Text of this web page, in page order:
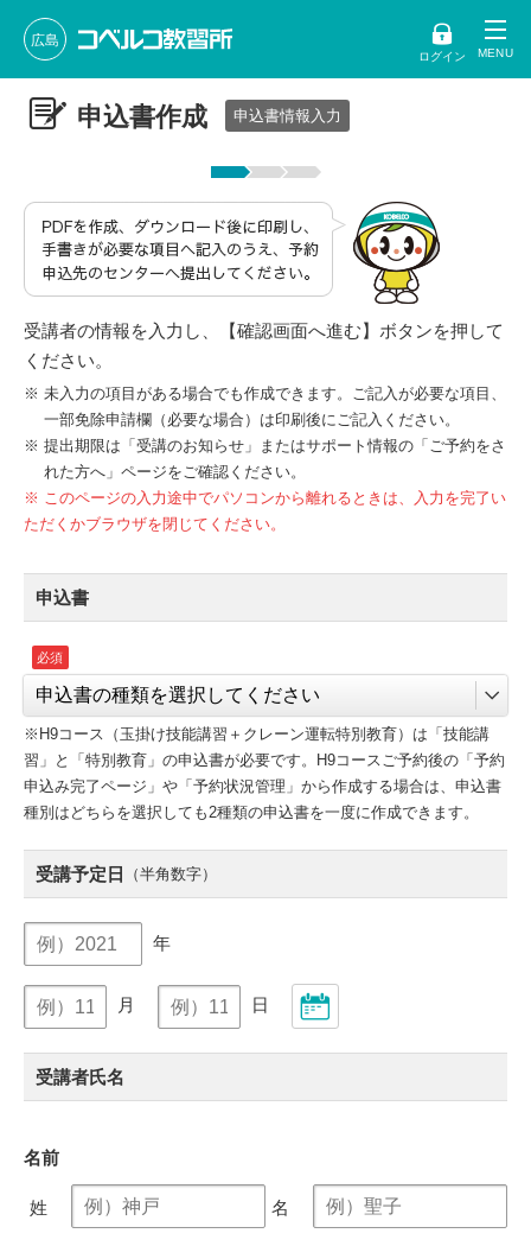
広島
ログイン
申込書作成 申込書情報入力
受講者の情報を入力し、【確認画面へ進む】ボタンを押して
ください。
未入力の項目がある場合でも作成できます。ご記入が必要な項目、
一部免除申請欄（必要な場合）は印刷後にご記入ください。
提出期限は「受講のお知らせ」またはサポート情報の「ご予約をさ
れた方へ」ページをご確認ください。
※ このページの入力途中でパソコンから離れるときは、入力を完了い
ただくかブラウザを閉じてください。
申込書
※H9コース（玉掛け技能講習＋クレーン運転特別教育）は「技能講
習」と「特別教育」の申込書が必要です。H9コースご予約後の「予約
申込み完了ページ」や「予約状況管理」から作成する場合は、申込書
種別はどちらを選択しても2種類の申込書を一度に作成できます。
受講予定日 （半角数字）
年
月 日
受講者氏名
名前
姓 名